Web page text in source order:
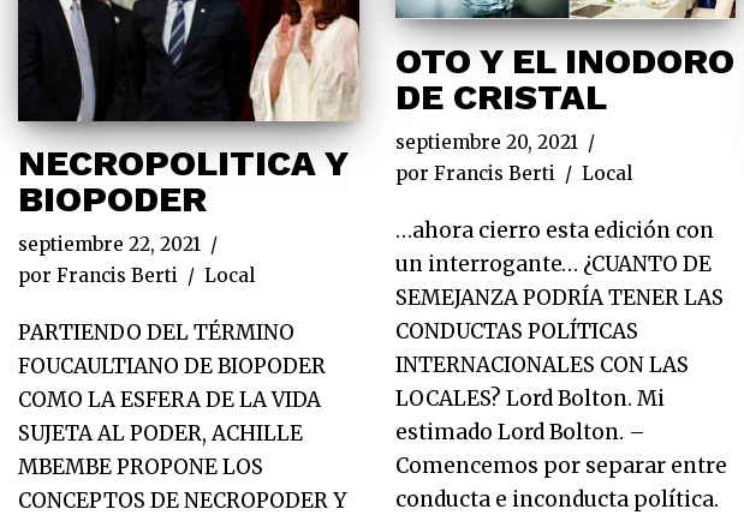
NECROPOLITICA Y
BIOPODER
septiembre 22, 2021
por Francis Berti Local
PARTIENDO DEL TÉRMINO
FOUCAULTIANO DE BIOPODER
COMO LA ESFERA DE LA VIDA
SUJETA AL PODER, ACHILLE
MBEMBE PROPONE LOS
CONCEPTOS DE NECROPODER Y
OTO Y EL INODORO
DE CRISTAL
septiembre 20, 2021
por Francis Berti Local
…ahora cierro esta edición con
un interrogante… ¿CUANTO DE
SEMEJANZA PODRÍA TENER LAS
CONDUCTAS POLÍTICAS
INTERNACIONALES CON LAS
LOCALES? Lord Bolton. Mi
estimado Lord Bolton. –
Comencemos por separar entre
conducta e inconducta política.